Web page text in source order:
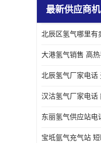
最新供应商机